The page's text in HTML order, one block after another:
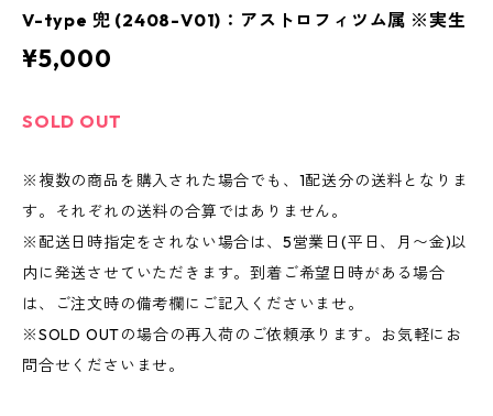
V-type 兜 (2408-V01)：アストロフィツム属 ※実生
¥5,000
SOLD OUT
※複数の商品を購入された場合でも、1配送分の送料となりま
す。それぞれの送料の合算ではありません。
※配送日時指定をされない場合は、5営業日(平日、月〜金)以
内に発送させていただきます。到着ご希望日時がある場合
は、ご注文時の備考欄にご記入くださいませ。
※SOLD OUTの場合の再入荷のご依頼承ります。お気軽にお
問合せくださいませ。